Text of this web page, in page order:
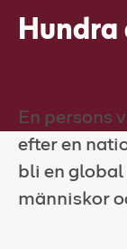
Bli kund
Pressrum
En persons
efter en
bli en
människor